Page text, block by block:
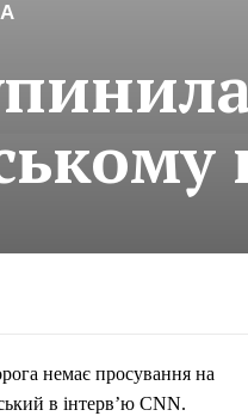
немає просування на
в інтерв’ю CNN.